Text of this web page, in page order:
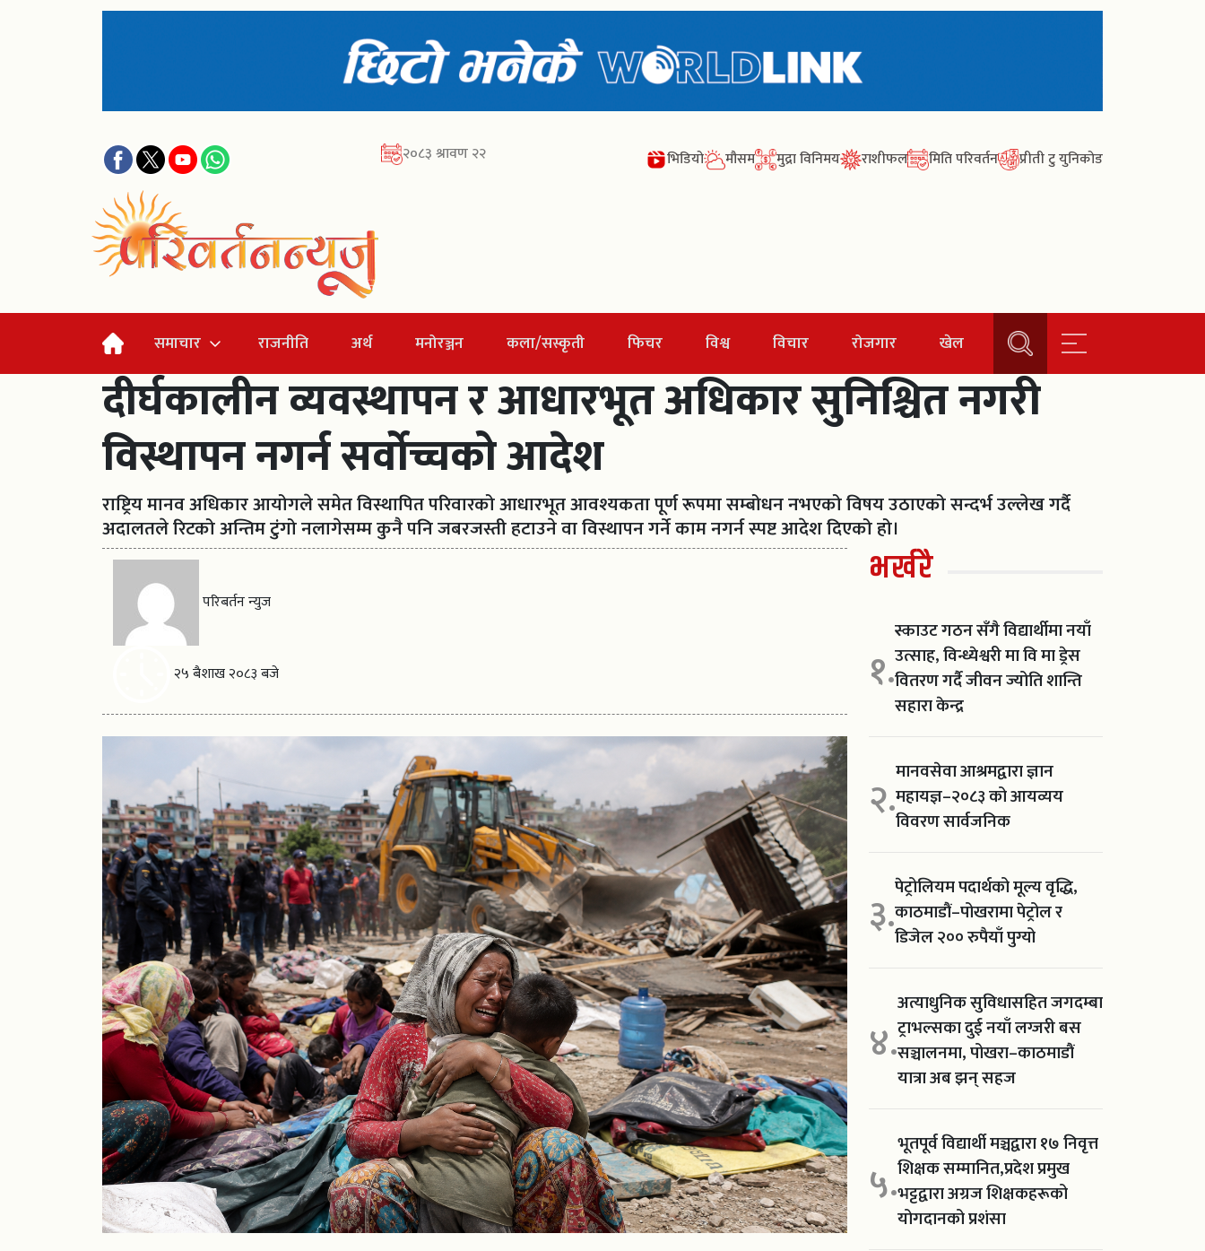
२०८३ श्रावण २२ भिडियो मौसम मुद्रा विनिमय राशीफल मिति परिवर्तन प्रीती टु युनिकोड
समाचार राजनीति अर्थ मनोरञ्जन कला/सस्कृती फिचर विश्व विचार रोजगार खेल
दीर्घकालीन व्यवस्थापन र आधारभूत अधिकार सुनिश्चित नगरी
विस्थापन नगर्न सर्वोच्चको आदेश
राष्ट्रिय मानव अधिकार आयोगले समेत विस्थापित परिवारको आधारभूत आवश्यकता पूर्ण रूपमा सम्बोधन नभएको विषय उठाएको सन्दर्भ उल्लेख गर्दै
अदालतले रिटको अन्तिम टुंगो नलागेसम्म कुनै पनि जबरजस्ती हटाउने वा विस्थापन गर्ने काम नगर्न स्पष्ट आदेश दिएको हो।
परिबर्तन न्युज
२५ बैशाख २०८३ बजे
भर्खरै
१.
स्काउट गठन सँगै विद्यार्थीमा नयाँ
उत्साह, विन्ध्येश्वरी मा वि मा ड्रेस
वितरण गर्दै जीवन ज्योति शान्ति
सहारा केन्द्र
२.मानवसेवा आश्रमद्वारा ज्ञान
महायज्ञ–२०८३ को आयव्यय
विवरण सार्वजनिक
३.पेट्रोलियम पदार्थको मूल्य वृद्धि,
काठमाडौं–पोखरामा पेट्रोल र
डिजेल २०० रुपैयाँ पुग्यो
४.
अत्याधुनिक सुविधासहित जगदम्बा
ट्राभल्सका दुई नयाँ लग्जरी बस
सञ्चालनमा, पोखरा–काठमाडौं
यात्रा अब झन् सहज
५.
भूतपूर्व विद्यार्थी मञ्चद्वारा १७ निवृत्त
शिक्षक सम्मानित,प्रदेश प्रमुख
भट्टद्वारा अग्रज शिक्षकहरूको
योगदानको प्रशंसा